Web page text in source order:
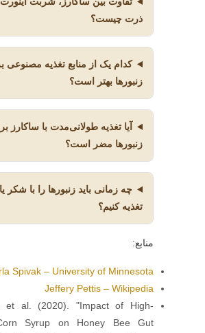
ذرت چیست؟
کدام یک از منابع تغذیه مصنوعی
زنبورها بهتر است؟
آیا تغذیه طولانی‌مدت با ساکارز
زنبورها مضر است؟
چه زمانی باید زنبورها را با شکر
تغذیه کنیم؟
منابع:
Spivak – University of Minnesota
Jeffery Pettis – Wikipedia
et al. (2020). "Impact of High-
Syrup on Honey Bee Gut